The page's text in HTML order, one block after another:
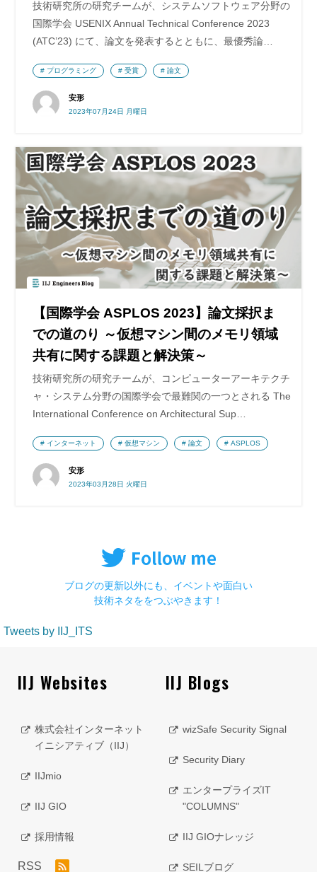
技術研究所の研究チームが、システムソフトウェア分野の
国際学会 USENIX Annual Technical Conference 2023
(ATC’23) にて、論文を発表するとともに、最優秀論…
安形
2023年07月24日 月曜日
プログラミング 受賞 論文
【国際学会 ASPLOS 2023】論文採択ま
での道のり ～仮想マシン間のメモリ領域
共有に関する課題と解決策～
技術研究所の研究チームが、コンピューターアーキテクチ
ャ・システム分野の国際学会で最難関の一つとされる The
International Conference on Architectural Sup…
安形
2023年03月28日 火曜日
インターネット 仮想マシン 論文 ASPLOS
ブログの更新以外にも、イベントや面白い
技術ネタををつぶやきます！
Tweets by IIJ_ITS
IIJ Websites
株式会社インターネット
イニシアティブ（IIJ）
IIJmio
IIJ GIO
採用情報
RSS
IIJ Blogs
wizSafe Security Signal
Security Diary
エンタープライズIT
"COLUMNS"
IIJ GIOナレッジ
SEILブログ